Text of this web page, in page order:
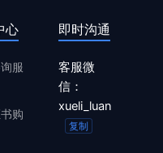
心
服
购
即时沟通
客服微
信：
xueli_luan
复制